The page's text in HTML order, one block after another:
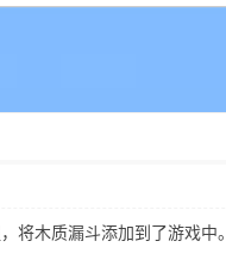
将木质漏斗添加到了游戏中。